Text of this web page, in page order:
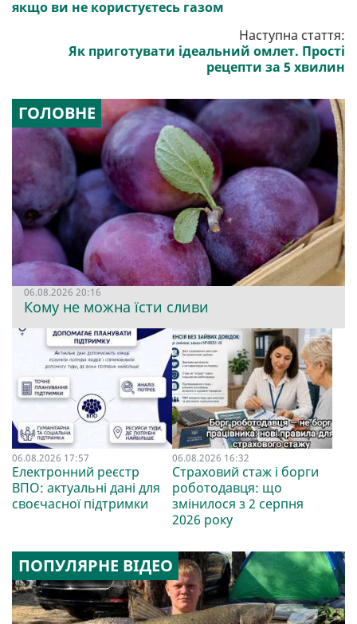
якщо ви не користуєтесь газом
Наступна стаття:
Як приготувати ідеальний омлет. Прості
рецепти за 5 хвилин
ГОЛОВНЕ
06.08.2026 20:16
Кому не можна їсти сливи
06.08.2026 17:57
Електронний реєстр
ВПО: актуальні дані для
своєчасної підтримки
06.08.2026 16:32
Страховий стаж і борги
роботодавця: що
змінилося з 2 серпня
2026 року
ПОПУЛЯРНЕ ВІДЕО